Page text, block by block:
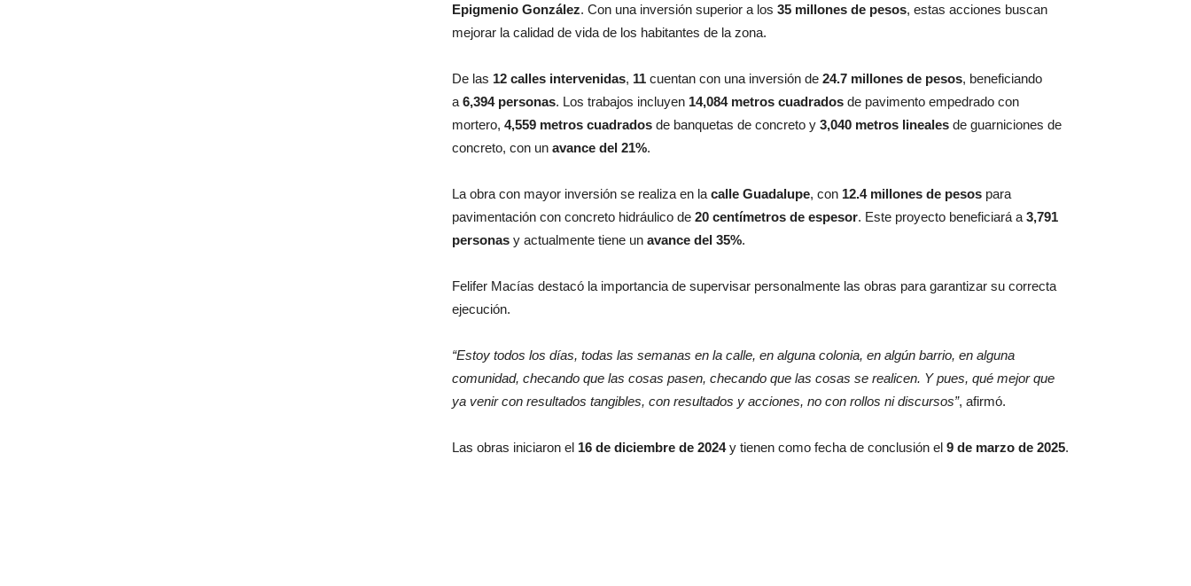
Epigmenio González. Con una inversión superior a los 35 millones de pesos, estas acciones buscan
mejorar la calidad de vida de los habitantes de la zona.
De las 12 calles intervenidas, 11 cuentan con una inversión de 24.7 millones de pesos, beneficiando
a 6,394 personas. Los trabajos incluyen 14,084 metros cuadrados de pavimento empedrado con
mortero, 4,559 metros cuadrados de banquetas de concreto y 3,040 metros lineales de guarniciones de
concreto, con un avance del 21%.
La obra con mayor inversión se realiza en la calle Guadalupe, con 12.4 millones de pesos para
pavimentación con concreto hidráulico de 20 centímetros de espesor. Este proyecto beneficiará a 3,791
personas y actualmente tiene un avance del 35%.
Felifer Macías destacó la importancia de supervisar personalmente las obras para garantizar su correcta
ejecución.
“Estoy todos los días, todas las semanas en la calle, en alguna colonia, en algún barrio, en alguna
comunidad, checando que las cosas pasen, checando que las cosas se realicen. Y pues, qué mejor que
ya venir con resultados tangibles, con resultados y acciones, no con rollos ni discursos”, afirmó.
Las obras iniciaron el 16 de diciembre de 2024y tienen como fecha de conclusión el 9 de marzo de 2025.